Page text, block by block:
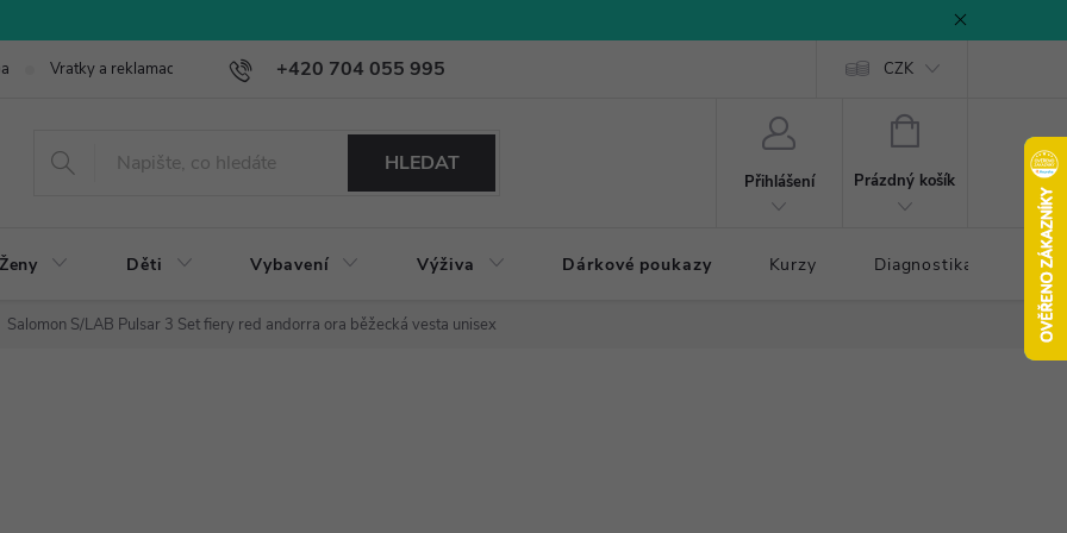
+420 704 055 995
Vratky a reklamace CZK
HLEDAT
Přihlášení
NÁKUPNÍ
Prázdný košík
Ženy Děti Vybavení Výživa Dárkové poukazy Kurzy Diagnostika došlapu
Salomon S/LAB Pulsar 3 Set fiery red andorra ora běžecká vesta unisex